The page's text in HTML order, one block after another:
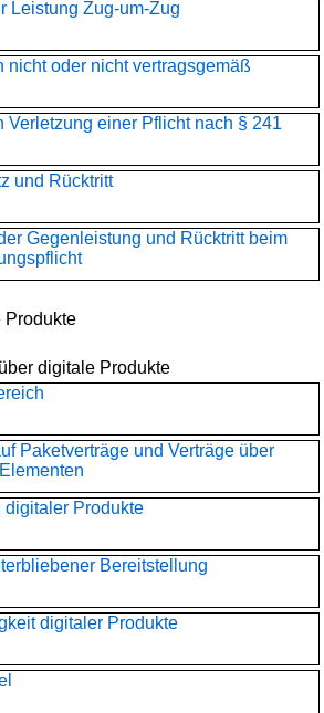
Leistung Zug-um-Zug
nicht oder nicht vertragsgemäß
Verletzung einer Pflicht nach § 241
und Rücktritt
Gegenleistung und Rücktritt beim
Produkte
digitale Produkte
Paketverträge und Verträge über
digitaler Produkte
Bereitstellung
digitaler Produkte